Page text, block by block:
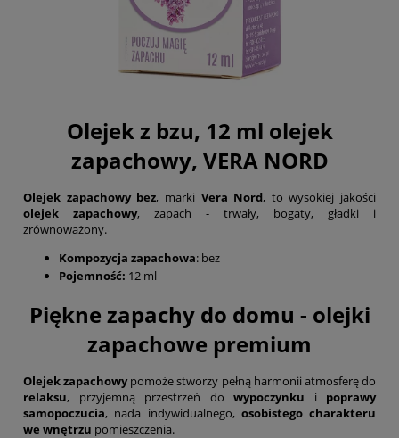
Olejek z bzu, 12 ml olejek
zapachowy, VERA NORD
Olejek zapachowy bez, marki Vera Nord, to wysokiej jakości
olejek zapachowy, zapach - trwały, bogaty, gładki i
zrównoważony.
Kompozycja zapachowa: bez
Pojemność: 12 ml
Piękne zapachy do domu - olejki
zapachowe premium
Olejek zapachowypomoże stworzy pełną harmonii atmosferę do
relaksu, przyjemną przestrzeń do wypoczynku i poprawy
samopoczucia, nada indywidualnego, osobistego charakteru
we wnętrzu pomieszczenia.